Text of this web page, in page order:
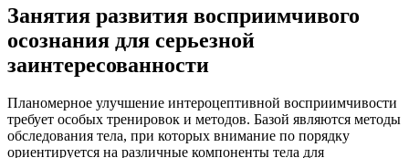
Занятия развития восприимчивого
осознания для серьезной
заинтересованности
Планомерное улучшение интероцептивной восприимчивости
требует особых тренировок и методов. Базой являются методы
обследования тела, при которых внимание по порядку
ориентируется на различные компоненты тела для